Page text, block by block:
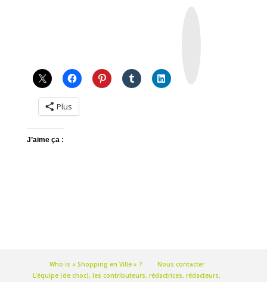
Plus
J’aime ça :
Who is « Shopping en Ville » ?
Nous contacter
L’équipe (de choc), les contributeurs, rédactrices, rédacteurs,